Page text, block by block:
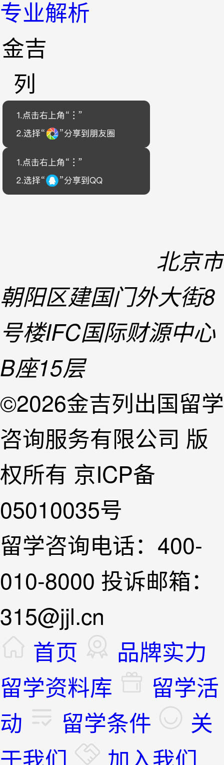
专业解析
金吉
列
北京市
朝阳区建国门外大街8
号楼IFC国际财源中心
B座15层
©2026金吉列出国留学
咨询服务有限公司 版
权所有 京ICP备
05010035号
留学咨询电话：400-
010-8000 投诉邮箱：
315@jjl.cn
首页
品牌实力
留学资料库
留学活
动
留学条件
关
于我们
加入我们